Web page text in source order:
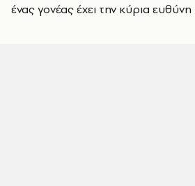
ένας γονέας έχει την κύρια